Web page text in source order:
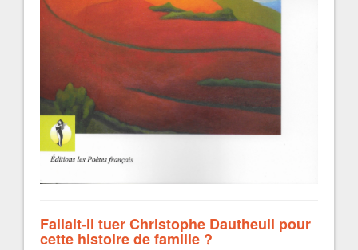
Fallait-il tuer Christophe Dautheuil pour
cette histoire de famille ?